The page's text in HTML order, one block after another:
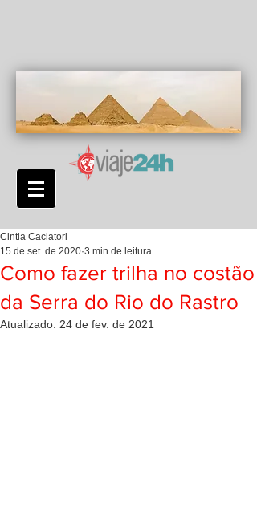
Como fazer trilha no costão
da Serra do Rio do Rastro
Cintia Caciatori
15 de set. de 2020 3 min de leitura
Atualizado: 24 de fev. de 2021